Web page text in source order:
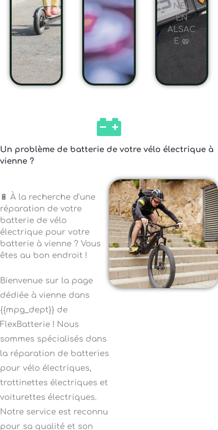
NEL
EN
ALSAC
E 🥨
Un problème de batterie de votre vélo électrique à
vienne ?
🔋 À la recherche d'une
réparation de votre
batterie de vélo
électrique pour votre
batterie à vienne ? Vous
êtes au bon endroit !
Bienvenue sur la page
dédiée à vienne dans
{{mpg_dept}} de
FlexBatterie ! Nous
sommes spécialisés dans
la réparation de batteries
pour vélo électriques,
trottinettes électriques et
voiturettes électriques.
Notre service est reconnu
pour sa qualité et son